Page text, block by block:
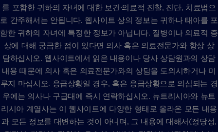
를 포함한 귀하의 자녀에 대한 보건∙의료적 진찰, 진단, 치료법으
로 간주해서는 안됩니다. 웹사이트 상의 정보는 귀하나 태아를 포
함한 귀하의 자녀에 특정한 정보가 아닙니다. 질병이나 의료적 증
상에 대해 궁금한 점이 있다면 의사 혹은 의료전문가와 항상 상
담하십시오. 웹사이트에서 읽은 내용이나 당사 상담원과의 상담
내용 때문에 의사 혹은 의료전문가와의 상담을 도외시하거나 미
루지 마십시오. 응급상황일 경우, 혹은 응급상황으로 의심되는 경
우에는 의사나 구급대에 즉시 연락하십시오. 뉴트리시아와 뉴트
리시아 계열사는 이 웹사이트에 다양한 형태로 올라온 모든 내용
과 모든 정보를 대변하는 것이 아니며, 그 내용에 대해서(정당성,